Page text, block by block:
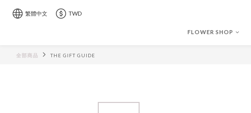
繁體中文 TWD
FLOWER SHOP
全部商品 THE GIFT GUIDE